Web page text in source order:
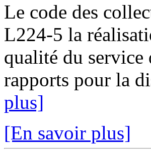
Le code des
L224-5 la
qualité du service
rapports pour la
plus]
[En savoir plus]